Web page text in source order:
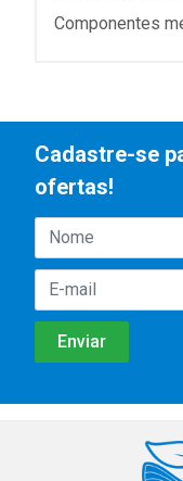
Componentes
Cadastre-se
ofertas!